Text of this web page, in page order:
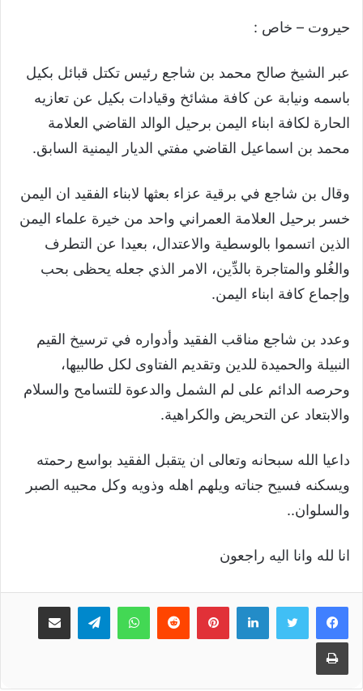
حيروت – خاص :
عبر الشيخ صالح محمد بن شاجع رئيس تكتل قبائل بكيل
باسمه ونيابة عن كافة مشائخ وقيادات بكيل عن تعازيه
الحارة لكافة ابناء اليمن برحيل الوالد القاضي العلامة
محمد بن اسماعيل القاضي مفتي الديار اليمنية السابق.
وقال بن شاجع في برقية عزاء بعثها لابناء الفقيد ان اليمن
خسر برحيل العلامة العمراني واحد من خيرة علماء اليمن
الذين اتسموا بالوسطية والاعتدال، بعيدا عن التطرف
والغُلو والمتاجرة بالدِّين، الامر الذي جعله يحظى بحب
وإجماع كافة ابناء اليمن.
وعدد بن شاجع مناقب الفقيد وأدواره في ترسيخ القيم
النبيلة والحميدة للدين وتقديم الفتاوى لكل طالبيها،
وحرصه الدائم على لم الشمل والدعوة للتسامح والسلام
والابتعاد عن التحريض والكراهية.
داعيا الله سبحانه وتعالى ان يتقبل الفقيد بواسع رحمته
ويسكنه فسيح جناته ويلهم اهله وذويه وكل محبيه الصبر
والسلوان..
انا لله وانا اليه راجعون
لينكدإنبينتيريست واتسابتيلقرام مشاركة عبر البريد
طباعة